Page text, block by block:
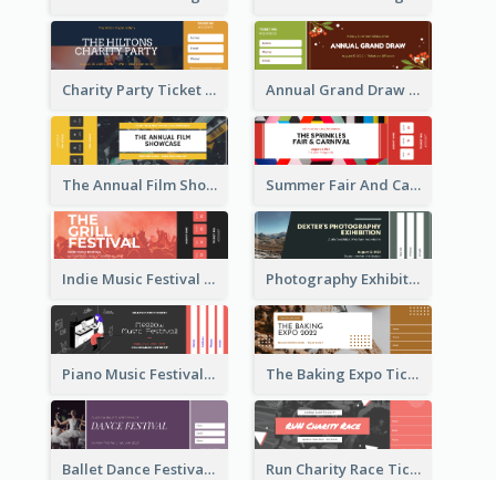
Charity Party Ticket Annual Grand Draw Ticket
The Annual Film Showcase Ticket Summer Fair And Carnival Ticket
Indie Music Festival Ticket Photography Exhibition Ticket
Piano Music Festival Ticket The Baking Expo Ticket
Ballet Dance Festival Ticket Run Charity Race Ticket